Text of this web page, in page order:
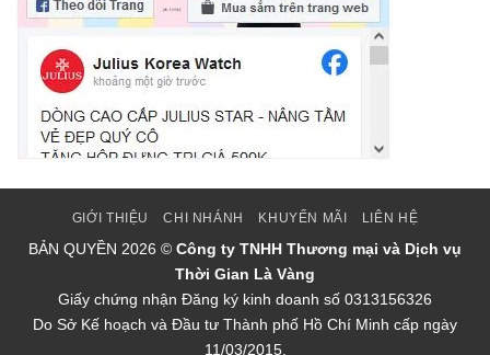
GIỚI THIỆU CHI NHÁNH KHUYẾN MÃI LIÊN HỆ
BẢN QUYỀN 2026 © Công ty TNHH Thương mại và Dịch vụ
Thời Gian Là Vàng
Giấy chứng nhận Đăng ký kinh doanh số 0313156326
Do Sở Kế hoạch và Đầu tư Thành phố Hồ Chí Minh cấp ngày
11/03/2015.